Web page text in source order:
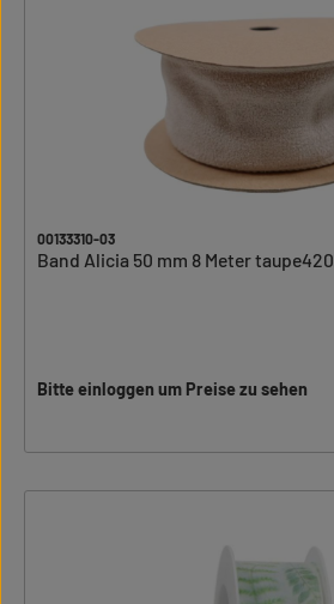
00133310-03
Band Alicia 50 mm 8 Meter taupe420
Bitte einloggen um Preise zu sehen